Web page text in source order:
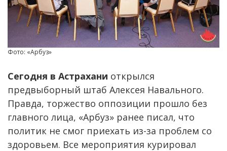
Фото: «Арбуз»
Сегодня в Астрахани открылся
предвыборный штаб Алексея Навального.
Правда, торжество оппозиции прошло без
главного лица, «Арбуз» ранее писал, что
политик не смог приехать из-за проблем со
здоровьем. Все мероприятия курировал